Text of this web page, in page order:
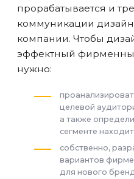
прорабатывается и
коммуникации
компании. Чтобы
эффектный
нужно:
целевой
а также
сегменте
собственно,
вариантов
для нового